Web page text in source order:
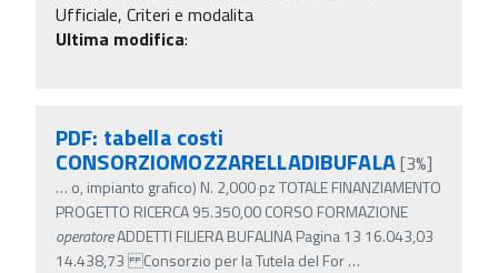
Ufficiale, Criteri e modalita
Ultima modifica:
PDF: tabella costi
CONSORZIOMOZZARELLADIBUFALA[3%]
… o, impianto grafico) N. 2,000 pz TOTALE FINANZIAMENTO
PROGETTO RICERCA 95.350,00 CORSO FORMAZIONE
operatoreADDETTI FILIERA BUFALINA Pagina 13 16.043,03
14.438,73 Consorzio per la Tutela del For…